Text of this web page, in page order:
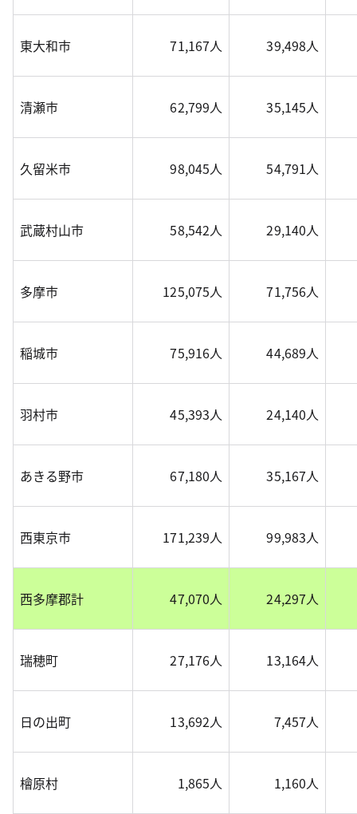
東大和市 71,167人 39,498人
清瀬市 62,799人 35,145人
久留米市 98,045人 54,791人
武蔵村山市 58,542人 29,140人
多摩市 125,075人 71,756人
稲城市 75,916人 44,689人
羽村市 45,393人 24,140人
あきる野市 67,180人 35,167人
西東京市 171,239人 99,983人
西多摩郡計 47,070人 24,297人
瑞穂町 27,176人 13,164人
日の出町 13,692人 7,457人
檜原村 1,865人 1,160人